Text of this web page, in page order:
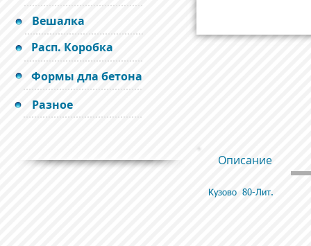
Вешалка
Расп. Коробка
Формы дла бетона
Разное
Описание
Кузово 80-Лит.